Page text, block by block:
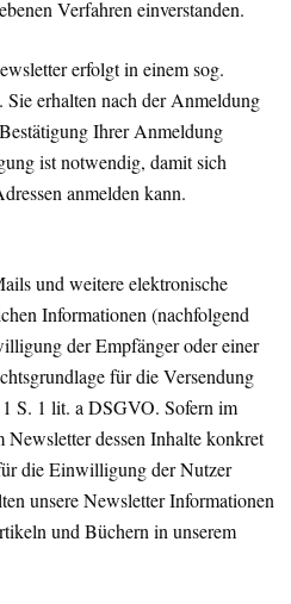
Verfahren einverstanden.
erfolgt in einem sog.
erhalten nach der Anmeldung
Ihrer Anmeldung
ist notwendig, damit sich
anmelden kann.
und weitere elektronische
Informationen (nachfolgend
der Empfänger oder einer
für die Versendung
S. 1 lit. a DSGVO. Sofern im
dessen Inhalte konkret
die Einwilligung der Nutzer
unsere Newsletter Informationen
und Büchern in unserem